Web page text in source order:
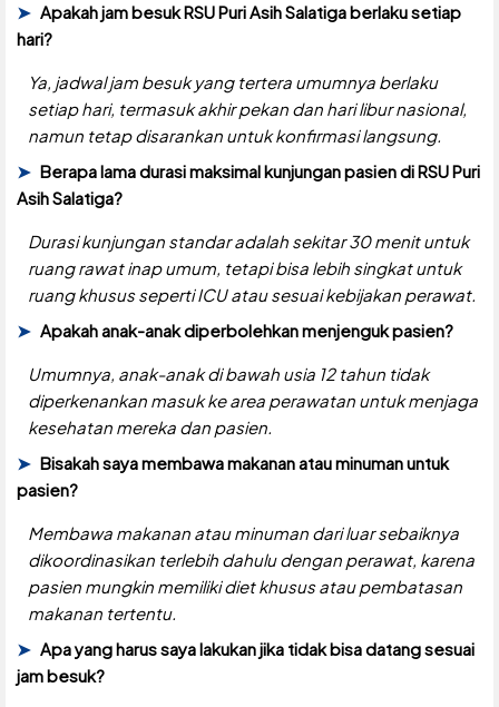
Apakah jam besuk RSU Puri Asih Salatiga berlaku setiap
hari?
Ya, jadwal jam besuk yang tertera umumnya berlaku
setiap hari, termasuk akhir pekan dan hari libur nasional,
namun tetap disarankan untuk konfirmasi langsung.
Berapa lama durasi maksimal kunjungan pasien di RSU Puri
Asih Salatiga?
Durasi kunjungan standar adalah sekitar 30 menit untuk
ruang rawat inap umum, tetapi bisa lebih singkat untuk
ruang khusus seperti ICU atau sesuai kebijakan perawat.
Apakah anak-anak diperbolehkan menjenguk pasien?
Umumnya, anak-anak di bawah usia 12 tahun tidak
diperkenankan masuk ke area perawatan untuk menjaga
kesehatan mereka dan pasien.
Bisakah saya membawa makanan atau minuman untuk
pasien?
Membawa makanan atau minuman dari luar sebaiknya
dikoordinasikan terlebih dahulu dengan perawat, karena
pasien mungkin memiliki diet khusus atau pembatasan
makanan tertentu.
Apa yang harus saya lakukan jika tidak bisa datang sesuai
jam besuk?